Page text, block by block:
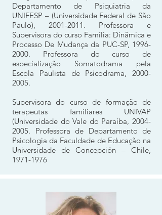
Departamento de Psiquiatria da
UNIFESP – (Universidade Federal de São
Paulo), 2001-2011 . Professora e
Supervisora do curso Família: Dinâmica e
Processo De Mudança da PUC-SP, 1996-
2000. Professora do curso de
especialização Somatodrama pela
Escola Paulista de Psicodrama, 2000-
2005.
Supervisora do curso de formação de
terapeutas familiares UNIVAP
(Universidade do Vale do Paraíba, 2004-
2005. Professora de Departamento de
Psicologia da Faculdade de Educação na
Universidade de Concepción – Chile,
1971-1976